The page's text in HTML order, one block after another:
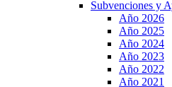
Subvenciones y
Año 2026
Año 2025
Año 2024
Año 2023
Año 2022
Año 2021